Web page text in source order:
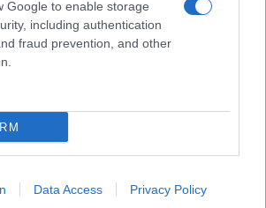
Google to enable storage
including authentication
fraud prevention, and other
Data Access Privacy Policy